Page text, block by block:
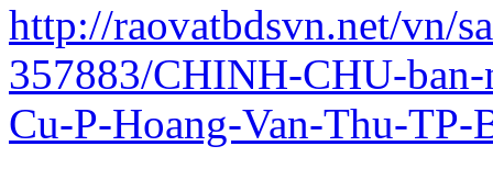
http://raovatbdsvn.net/vn/
357883/CHINH-CHU-
Cu-P-Hoang-Van-Thu-TP-